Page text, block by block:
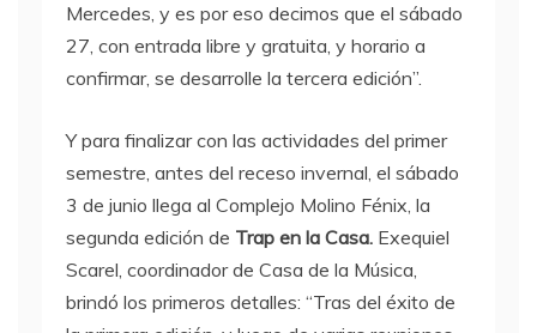
Mercedes, y es por eso decimos que el sábado
27, con entrada libre y gratuita, y horario a
confirmar, se desarrolle la tercera edición”.
Y para finalizar con las actividades del primer
semestre, antes del receso invernal, el sábado
3 de junio llega al Complejo Molino Fénix, la
segunda edición de Trap en la Casa. Exequiel
Scarel, coordinador de Casa de la Música,
brindó los primeros detalles: “Tras del éxito de